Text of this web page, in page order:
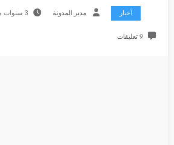
أخبار مدير المدونة 3 سنوات منذ النشر
9 تعليقات